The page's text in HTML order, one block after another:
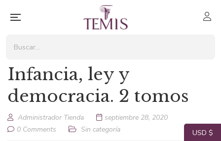
Infancia, ley y
democracia. 2 tomos
Administrador Tienda
septiembre 28, 2020
0 Comments
Sin categoría USD $